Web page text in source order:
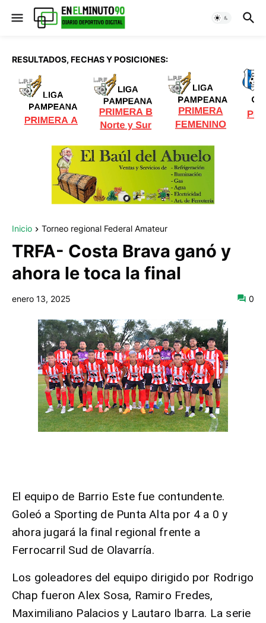
RESULTADOS, FECHAS Y POSICIONES:
Inicio Torneo regional Federal Amateur
TRFA- Costa Brava ganó y
ahora le toca la final
enero 13, 2025 0
El equipo de Barrio Este fue contundente.
Goleó a Sporting de Punta Alta por 4 a 0 y
ahora jugará la final regional frente a
Ferrocarril Sud de Olavarría.
Los goleadores del equipo dirigido por Rodrigo
Chap fueron Alex Sosa, Ramiro Fredes,
Maximiliano Palacios y Lautaro Ibarra. La serie